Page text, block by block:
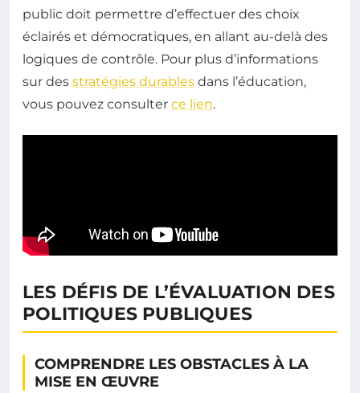
public doit permettre d’effectuer des choix
éclairés et démocratiques, en allant au-delà des
logiques de contrôle. Pour plus d’informations
sur des stratégies durables dans l’éducation,
vous pouvez consulter ce lien.
LES DÉFIS DE L’ÉVALUATION DES
POLITIQUES PUBLIQUES
COMPRENDRE LES OBSTACLES À LA
MISE EN ŒUVRE